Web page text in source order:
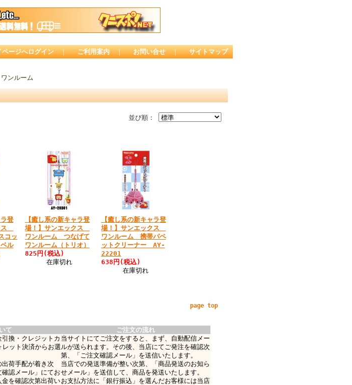
ページへログイン ｜ ご利用案内 ｜ お問い合せ ｜ サイトマップ
ンルーム
並び順：
登
ス
コッ
ル
【癒し系の新キャラ登
場！】サンエックス
ワンルーム つなげて
ワンルーム（トリオ）
825円(税込)
在庫切れ
【癒し系の新キャラ登
場！】サンエックス
ワンルーム 携帯パペ
ットクリーナー AY-
22201
638円(税込)
在庫切れ
page top
て
換・クレジットカ
ット決済からお選
荷手配が着き次
認メール」にてお
を確認次第出荷い
ご注文の流れ
当サイトにてご注文をすると、まず、自動配信メー
ルが送られます。その後、当店にてご発注を確認次
第、「ご注文確認メール」を送信いたします。
当店での発送準備が整い次第、「商品発送のお知ら
せメール」を送信して、商品を発送いたします。
お支払方法に「銀行振込」を選んだお客様には当店